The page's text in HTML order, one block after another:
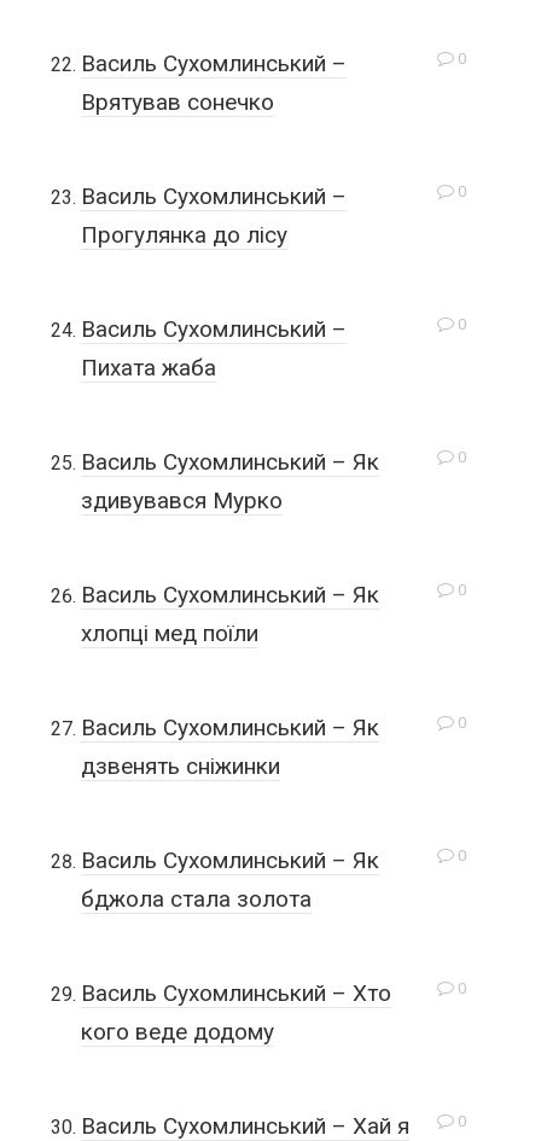
0
Василь Сухомлинський –
Врятував сонечко
0
Василь Сухомлинський –
Прогулянка до лісу
0
Василь Сухомлинський –
Пихата жаба
0
Василь Сухомлинський – Як
здивувався Мурко
0
Василь Сухомлинський – Як
хлопці мед поїли
0
Василь Сухомлинський – Як
дзвенять сніжинки
0
Василь Сухомлинський – Як
бджола стала золота
0
Василь Сухомлинський – Хто
кого веде додому
0
Василь Сухомлинський – Хай я